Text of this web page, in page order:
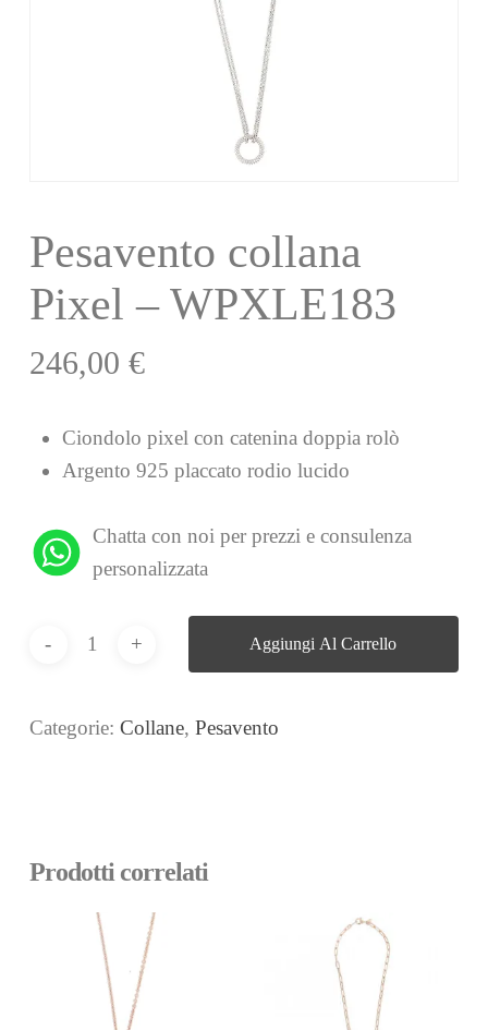
Pesavento collana
Pixel – WPXLE183
246,00 €
Ciondolo pixel con catenina doppia rolò
Argento 925 placcato rodio lucido
Chatta con noi per prezzi e consulenza
personalizzata
Aggiungi Al Carrello
Categorie: Collane, Pesavento
Prodotti correlati